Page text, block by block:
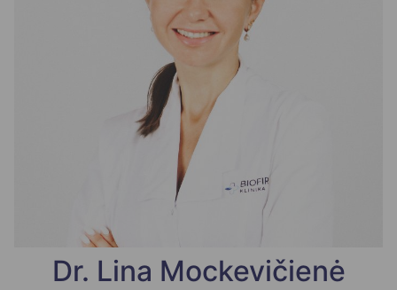
Dr. Lina Mockevičienė